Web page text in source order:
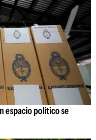
espacio político se